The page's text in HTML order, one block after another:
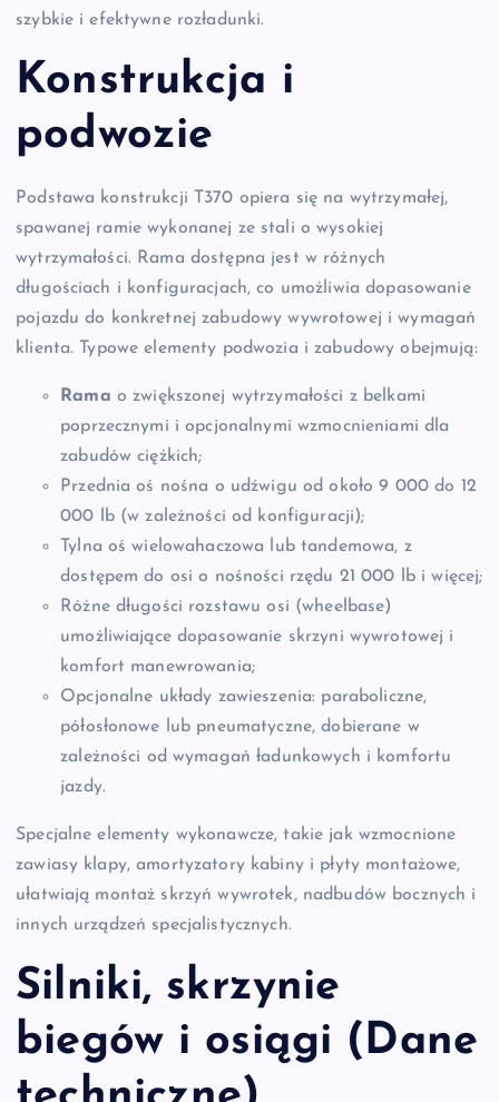
szybkie i efektywne rozładunki.
Konstrukcja i
podwozie
Podstawa konstrukcji T370 opiera się na wytrzymałej,
spawanej ramie wykonanej ze stali o wysokiej
wytrzymałości. Rama dostępna jest w różnych
długościach i konfiguracjach, co umożliwia dopasowanie
pojazdu do konkretnej zabudowy wywrotowej i wymagań
klienta. Typowe elementy podwozia i zabudowy obejmują:
Rama o zwiększonej wytrzymałości z belkami
poprzecznymi i opcjonalnymi wzmocnieniami dla
zabudów ciężkich;
Przednia oś nośna o udźwigu od około 9 000 do 12
000 lb (w zależności od konfiguracji);
Tylna oś wielowahaczowa lub tandemowa, z
dostępem do osi o nośności rzędu 21 000 lb i więcej;
Różne długości rozstawu osi (wheelbase)
umożliwiające dopasowanie skrzyni wywrotowej i
komfort manewrowania;
Opcjonalne układy zawieszenia: paraboliczne,
półosłonowe lub pneumatyczne, dobierane w
zależności od wymagań ładunkowych i komfortu
jazdy.
Specjalne elementy wykonawcze, takie jak wzmocnione
zawiasy klapy, amortyzatory kabiny i płyty montażowe,
ułatwiają montaż skrzyń wywrotek, nadbudów bocznych i
innych urządzeń specjalistycznych.
Silniki, skrzynie
biegów i osiągi (Dane